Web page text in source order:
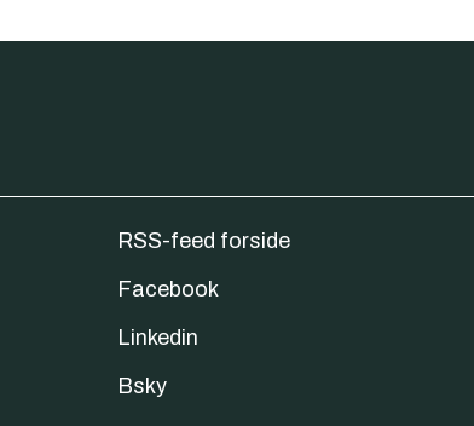
RSS-feed forside
Facebook
Linkedin
Bsky